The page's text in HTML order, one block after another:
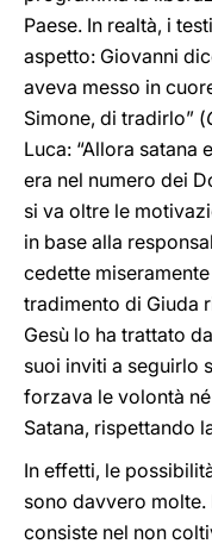
Paese. In realtà, i
aspetto: Giovanni
aveva messo in
Simone, di tradirlo” (
Luca: “Allora satana
era nel numero dei
si va oltre le
in base alla
cedette
tradimento di Giuda
Gesù lo ha trattato
suoi inviti a seguirlo
forzava le volontà
Satana, rispettando
In effetti, le
sono davvero
consiste nel non